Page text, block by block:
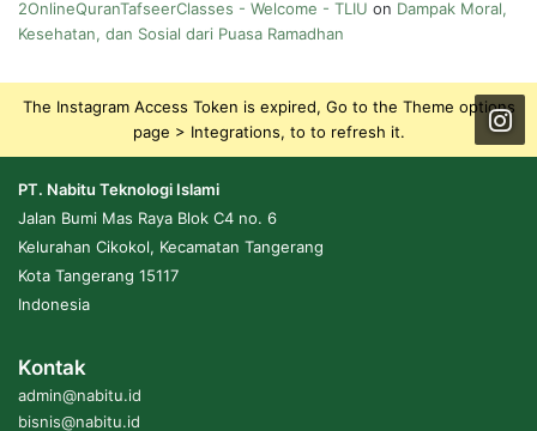
2OnlineQuranTafseerClasses - Welcome - TLIU on Dampak Moral,
Kesehatan, dan Sosial dari Puasa Ramadhan
The Instagram Access Token is expired, Go to the Theme options
page > Integrations, to to refresh it.
PT. Nabitu Teknologi Islami
Jalan Bumi Mas Raya Blok C4 no. 6
Kelurahan Cikokol, Kecamatan Tangerang
Kota Tangerang 15117
Indonesia
Kontak
admin@nabitu.id
bisnis@nabitu.id